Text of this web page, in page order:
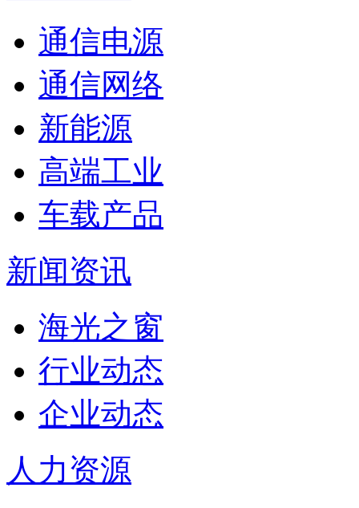
通信电源
通信网络
新能源
高端工业
车载产品
新闻资讯
海光之窗
行业动态
企业动态
人力资源